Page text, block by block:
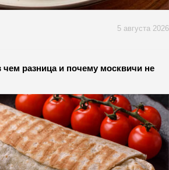
5 августа 2026
разница и почему москвичи не